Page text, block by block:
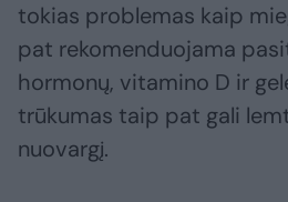
tokias problemas kaip
pat rekomenduojama
hormonų, vitamino D ir
trūkumas taip pat gali
nuovargį.